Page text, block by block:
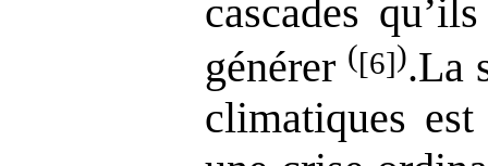
cascades
générer ([6]).La
climatiques